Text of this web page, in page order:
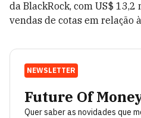
da BlackRock, com US$
vendas de cotas em relação
NEWSLETTER
Future Of
Quer saber as novidades que